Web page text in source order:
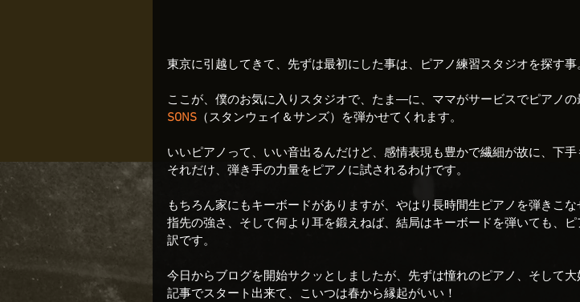
東京に引越してきて、先ずは最初にした事は、ピアノ練習スタジオを探す事
ここが、僕のお気に入りスタジオで、たま―に、ママがサービスでピアノの
SONS （スタンウェイ＆サンズ）を弾かせてくれます。
いいピアノって、いい音出るんだけど、感情表現も豊かで繊細が故に、下手
それだけ、弾き手の力量をピアノに試されるわけです。
もちろん家にもキーボードがありますが、やはり長時間生ピアノを弾きこな
指先の強さ、そして何より耳を鍛えねば、結局はキーボードを弾いても、
訳です。
今日からブログを開始サクッとしましたが、先ずは憧れのピアノ、そして
記事でスタート出来て、こいつは春から縁起がいい！